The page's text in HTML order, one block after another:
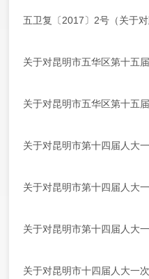
五卫复〔2017〕2号（关于
关于对昆明市五华区第十五
关于对昆明市五华区第十五
关于对昆明市第十四届人大
关于对昆明市第十四届人大
关于对昆明市第十四届人大
关于对昆明市十四届人大一